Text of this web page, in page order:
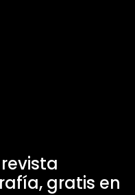
gratis en